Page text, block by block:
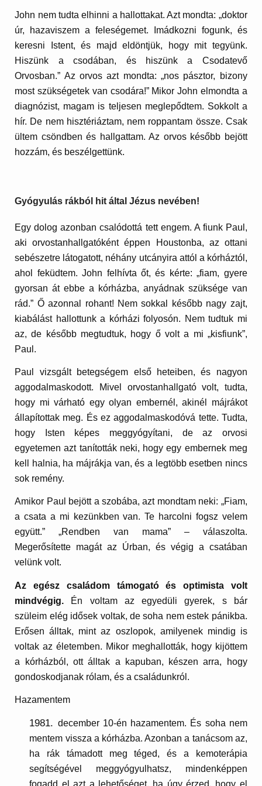
John nem tudta elhinni a hallottakat. Azt mondta: „doktor
úr, hazaviszem a feleségemet. Imádkozni fogunk, és
keresni Istent, és majd eldöntjük, hogy mit tegyünk.
Hiszünk a csodában, és hiszünk a Csodatevő
Orvosban.” Az orvos azt mondta: „nos pásztor, bizony
most szükségetek van csodára!” Mikor John elmondta a
diagnózist, magam is teljesen meglepődtem. Sokkolt a
hír. De nem hisztériáztam, nem roppantam össze. Csak
ültem csöndben és hallgattam. Az orvos később bejött
hozzám, és beszélgettünk.
Gyógyulás rákból hit által Jézus nevében!
Egy dolog azonban csalódottá tett engem. A fiunk Paul,
aki orvostanhallgatóként éppen Houstonba, az ottani
sebészetre látogatott, néhány utcányira attól a kórháztól,
ahol feküdtem. John felhívta őt, és kérte: „fiam, gyere
gyorsan át ebbe a kórházba, anyádnak szüksége van
rád.” Ő azonnal rohant! Nem sokkal később nagy zajt,
kiabálást hallottunk a kórházi folyosón. Nem tudtuk mi
az, de később megtudtuk, hogy ő volt a mi „kisfiunk”,
Paul.
Paul vizsgált betegségem első heteiben, és nagyon
aggodalmaskodott. Mivel orvostanhallgató volt, tudta,
hogy mi várható egy olyan embernél, akinél májrákot
állapítottak meg. És ez aggodalmaskodóvá tette. Tudta,
hogy Isten képes meggyógyítani, de az orvosi
egyetemen azt tanították neki, hogy egy embernek meg
kell halnia, ha májrákja van, és a legtöbb esetben nincs
sok remény.
Amikor Paul bejött a szobába, azt mondtam neki: „Fiam,
a csata a mi kezünkben van. Te harcolni fogsz velem
együtt.” „Rendben van mama” – válaszolta.
Megerősítette magát az Úrban, és végig a csatában
velünk volt.
Az egész családom támogató és optimista volt
mindvégig. Én voltam az egyedüli gyerek, s bár
szüleim elég idősek voltak, de soha nem estek pánikba.
Erősen álltak, mint az oszlopok, amilyenek mindig is
voltak az életemben. Mikor meghallották, hogy kijöttem
a kórházból, ott álltak a kapuban, készen arra, hogy
gondoskodjanak rólam, és a családunkról.
Hazamentem
december 10-én hazamentem. És soha nem
mentem vissza a kórházba. Azonban a tanácsom az,
ha rák támadott meg téged, és a kemoterápia
segítségével meggyógyulhatsz, mindenképpen
fogadd el azt a lehetőséget, ha úgy érzed, hogy el